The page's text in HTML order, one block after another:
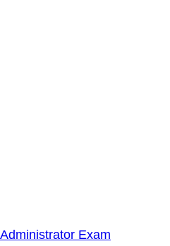
Exam